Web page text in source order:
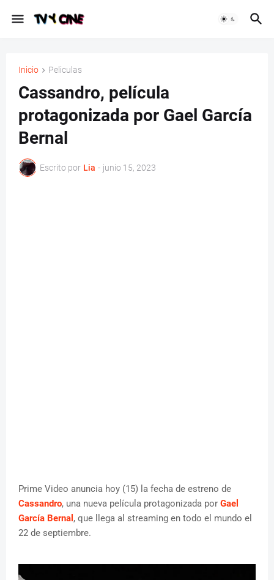
Inicio Peliculas
Cassandro, película
protagonizada por Gael García
Bernal
Escrito por Lia - junio 15, 2023
Prime Video anuncia hoy (15) la fecha de estreno de
Cassandro, una nueva película protagonizada por Gael
García Bernal , que llega al streaming en todo el mundo el
22 de septiembre.